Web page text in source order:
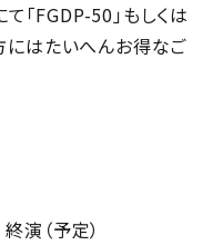
「FGDP-50」もしくは
にはたいへんお得なご
（予定）